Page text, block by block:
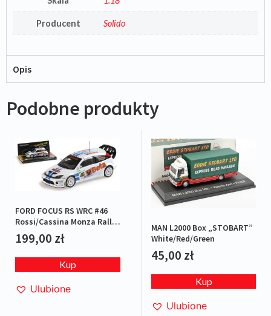
Producent Solido
Opis
Podobne produkty
FORD FOCUS RS WRC #46
Rossi/Cassina Monza Rally
2007 L.E.1/1008
199,00 zł
Kup
Ulubione
MAN L2000 Box „STOBART”
White/Red/Green
45,00 zł
Kup
Ulubione